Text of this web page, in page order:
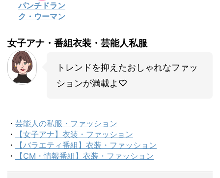
パンチドラン
ク・ウーマン
女子アナ・番組衣装・芸能人私服
トレンドを抑えたおしゃれなファッ
ションが満載よ♡
・ 芸能人の私服・ファッション
・
【女子アナ】衣装・ファッション
・
【バラエティ番組】衣装・ファッション
・
【CM・情報番組】衣装・ファッション